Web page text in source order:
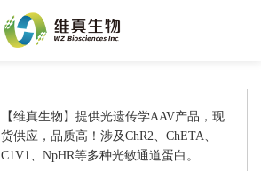
【维真生物】提供光遗传学AAV产品，现
货供应，品质高！涉及ChR2、ChETA、
C1V1、NpHR等多种光敏通道蛋白。...